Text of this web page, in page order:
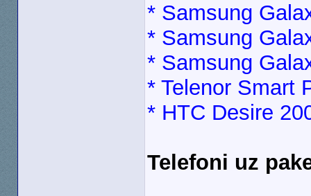
* Samsung
* Samsung
* Samsung
* Telenor Smart
* HTC Desire
Telefoni uz